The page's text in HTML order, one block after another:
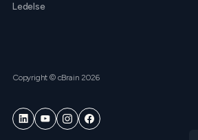
Ledelse
Copyright © cBrain 2026